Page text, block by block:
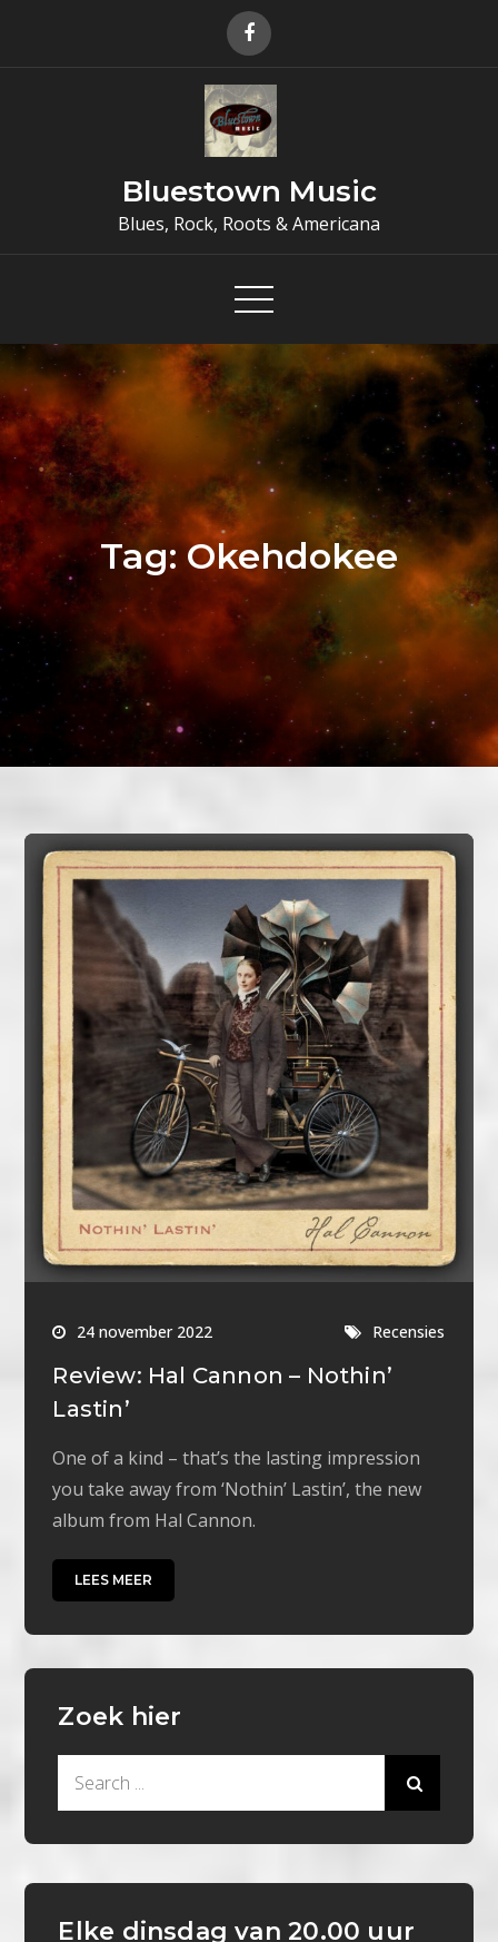
Bluestown Music
Blues, Rock, Roots & Americana
Tag:Okehdokee
24 november 2022 Recensies
Review: Hal Cannon – Nothin’
Lastin’
One of a kind – that’s the lasting impression
you take away from ‘Nothin’ Lastin’, the new
album from Hal Cannon.
LEES MEER
Zoek hier
Elke dinsdag van 20.00 uur